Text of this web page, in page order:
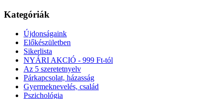
Kategóriák
Újdonságaink
Előkészületben
Sikerlista
NYÁRI AKCIÓ - 999 Ft-tól
Az 5 szeretetnyelv
Párkapcsolat, házasság
Gyermeknevelés, család
Pszichológia